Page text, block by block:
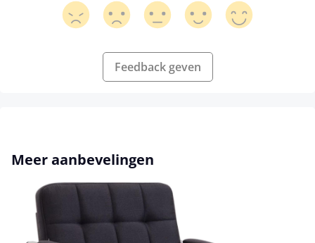
Feedback geven
Productgalerij overslaan
Meer aanbevelingen